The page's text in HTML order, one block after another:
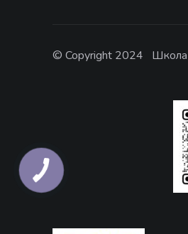
© Copyright 2024 Школа